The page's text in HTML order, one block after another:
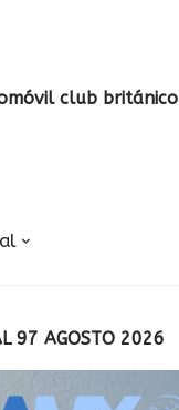
club británico
97 AGOSTO 2026